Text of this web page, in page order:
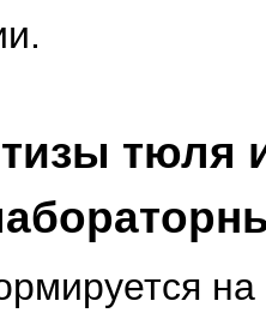
тюля
на